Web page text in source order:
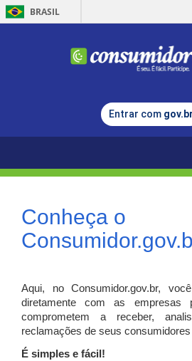
BRASIL
Entrar com gov.br
Conheça o
Aqui, no Consumidor.gov.br,
diretamente com as empresas
comprometem a receber,
reclamações de seus
É simples e fácil!